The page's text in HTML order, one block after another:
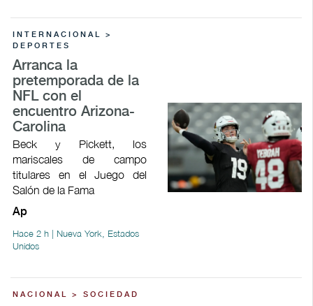
INTERNACIONAL >
DEPORTES
Arranca la
pretemporada de la
NFL con el
encuentro Arizona-
Carolina
Beck y Pickett, los
mariscales de campo
titulares en el Juego del
Salón de la Fama
Ap
Hace 2 h | Nueva York, Estados
Unidos
NACIONAL > SOCIEDAD